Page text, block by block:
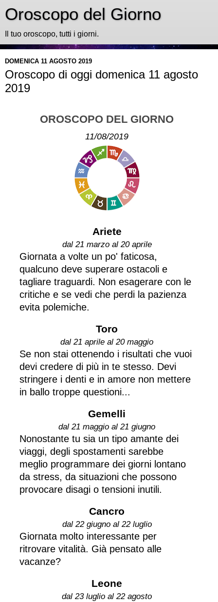
Oroscopo del Giorno
Il tuo oroscopo, tutti i giorni.
DOMENICA 11 AGOSTO 2019
Oroscopo di oggi domenica 11 agosto
2019
OROSCOPO DEL GIORNO
11/08/2019
Ariete
dal 21 marzo al 20 aprile
Giornata a volte un po' faticosa,
qualcuno deve superare ostacoli e
tagliare traguardi. Non esagerare con le
critiche e se vedi che perdi la pazienza
evita polemiche.
Toro
dal 21 aprile al 20 maggio
Se non stai ottenendo i risultati che vuoi
devi credere di più in te stesso. Devi
stringere i denti e in amore non mettere
in ballo troppe questioni...
Gemelli
dal 21 maggio al 21 giugno
Nonostante tu sia un tipo amante dei
viaggi, degli spostamenti sarebbe
meglio programmare dei giorni lontano
da stress, da situazioni che possono
provocare disagi o tensioni inutili.
Cancro
dal 22 giugno al 22 luglio
Giornata molto interessante per
ritrovare vitalità. Già pensato alle
vacanze?
Leone
dal 23 luglio al 22 agosto